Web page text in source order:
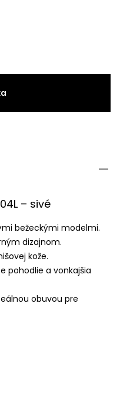
– sivé
bežeckými modelmi.
dizajnom.
kože.
pohodlie a vonkajšia
obuvou pre